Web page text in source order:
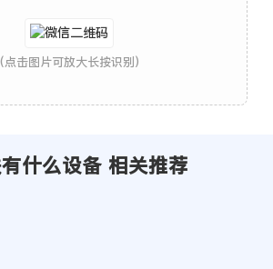
(点击图片可放大长按识别)
什么设备 相关推荐